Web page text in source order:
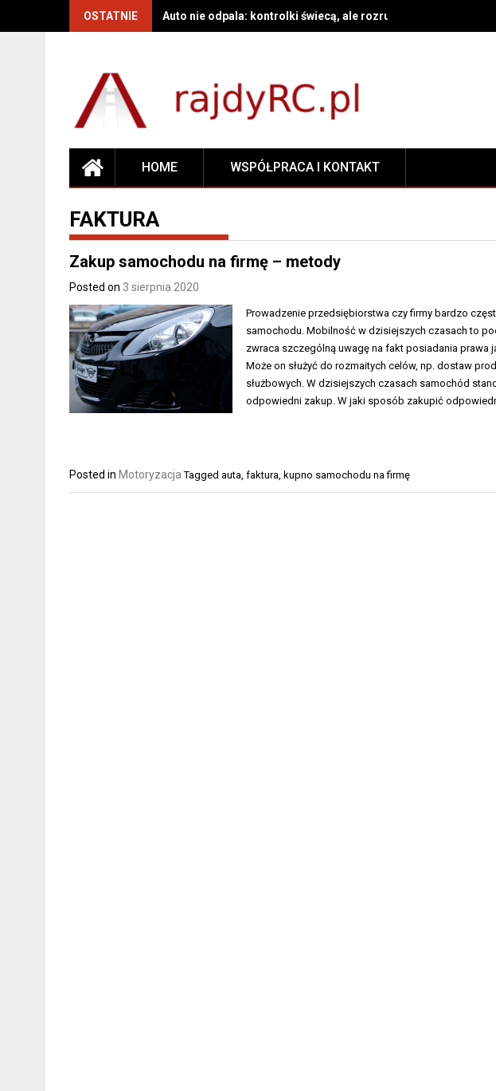
OSTATNIE Auto nie odpala: kontrolki świecą, ale rozruch nie działa – co
HOME WSPÓŁPRACA I KONTAKT
FAKTURA
Zakup samochodu na firmę – metody
Posted on 3 sierpnia 2020
Prowadzenie przedsiębiorstwa czy firmy bardzo
samochodu. Mobilność w dzisiejszych czasach to
zwraca szczególną uwagę na fakt posiadania prawa
Może on służyć do rozmaitych celów, np. dostaw
służbowych. W dzisiejszych czasach samochód
odpowiedni zakup. W jaki sposób zakupić
Posted in Motoryzacja Tagged auta faktura kupno samochodu na firmę